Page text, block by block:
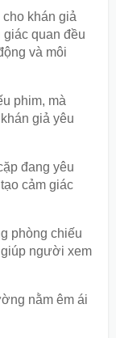
khán giả
quan đều
và môi
phim, mà
giả yêu
đang yêu
cảm giác
phòng chiếu
giúp người xem
nằm êm ái